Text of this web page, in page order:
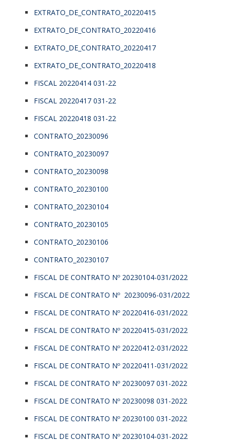
EXTRATO_DE_CONTRATO_20220415
EXTRATO_DE_CONTRATO_20220416
EXTRATO_DE_CONTRATO_20220417
EXTRATO_DE_CONTRATO_20220418
FISCAL 20220414 031-22
FISCAL 20220417 031-22
FISCAL 20220418 031-22
CONTRATO_20230096
CONTRATO_20230097
CONTRATO_20230098
CONTRATO_20230100
CONTRATO_20230104
CONTRATO_20230105
CONTRATO_20230106
CONTRATO_20230107
FISCAL DE CONTRATO Nº 20230104-031/2022
FISCAL DE CONTRATO Nº 20230096-031/2022
FISCAL DE CONTRATO Nº 20220416-031/2022
FISCAL DE CONTRATO Nº 20220415-031/2022
FISCAL DE CONTRATO Nº 20220412-031/2022
FISCAL DE CONTRATO Nº 20220411-031/2022
FISCAL DE CONTRATO Nº 20230097 031-2022
FISCAL DE CONTRATO Nº 20230098 031-2022
FISCAL DE CONTRATO Nº 20230100 031-2022
FISCAL DE CONTRATO Nº 20230104-031-2022